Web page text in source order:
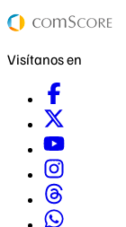
Visítanos en